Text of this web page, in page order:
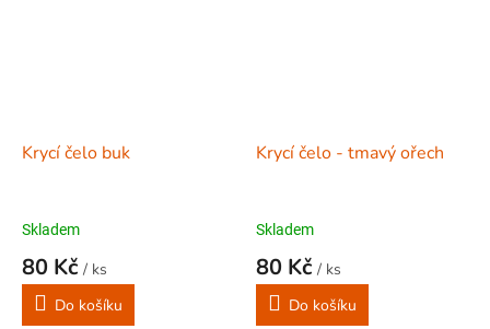
Krycí čelo buk
Skladem
80 Kč / ks
Do košíku
Krycí čelo - tmavý ořech
Skladem
80 Kč / ks
Do košíku